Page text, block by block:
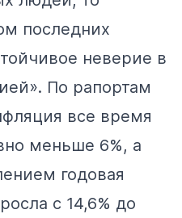
последних
неверие в
По рапортам
все время
меньше 6%, а
годовая
с 14,6% до